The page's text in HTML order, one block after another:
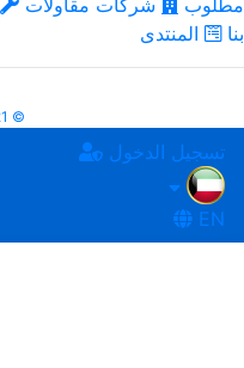
مطلوب
شركات مقاولات
بنا
المنتدى
©
تسجيل الدخول
EN